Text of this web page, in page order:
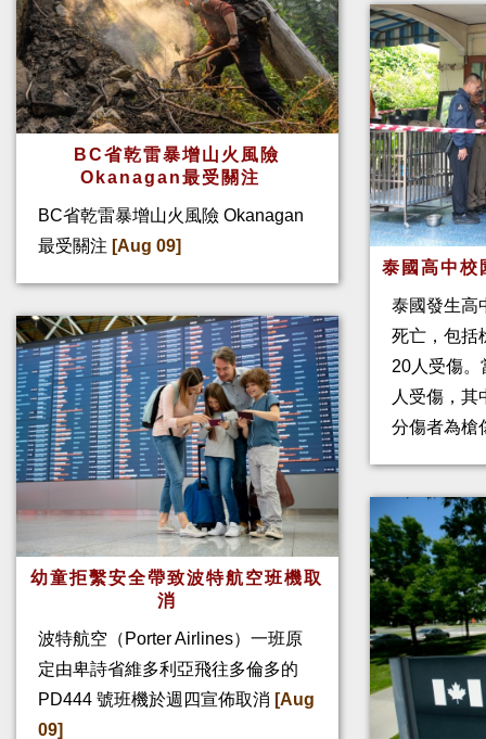
BC省乾雷暴增山火風險
Okanagan最受關注
BC省乾雷暴增山火風險 Okanagan
最受關注 [Aug 09]
幼童拒繫安全帶致波特航空班機取
消
波特航空（Porter Airlines）一班原
定由卑詩省維多利亞飛往多倫多的
PD444 號班機於週四宣佈取消 [Aug
09]
泰國高中
泰國發生高
死亡，包括
20人受傷
人受傷，其
分傷者為槍